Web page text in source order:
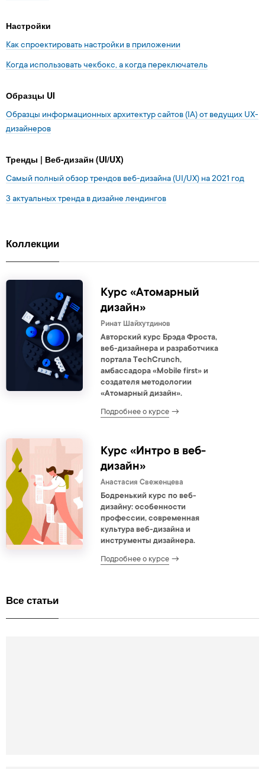
Настройки
Как спроектировать настройки в приложении
Когда использовать чекбокс, а когда переключатель
Образцы UI
Образцы информационных архитектур сайтов (IA) от ведущих UX-
дизайнеров
Тренды | Веб-дизайн (UI/UX)
Самый полный обзор трендов веб-дизайна (UI/UX) на 2021 год
3 актуальных тренда в дизайне лендингов
Коллекции
Курс «Атомарный
дизайн»
Ринат Шайхутдинов
Авторский курс Брэда Фроста,
веб-дизайнера и разработчика
портала TechCrunch,
амбассадора «Mobile first» и
создателя методологии
«Атомарный дизайн».
Подробнее о курсе
Курс «Интро в веб-
дизайн»
Анастасия Свеженцева
Бодренький курс по веб-
дизайну: особенности
профессии, современная
культура веб-дизайна и
инструменты дизайнера.
Подробнее о курсе
Все статьи